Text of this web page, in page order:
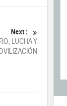
Next :
LUCHA Y